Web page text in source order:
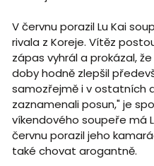
V červnu porazil Lu Kai
rivala z Koreje. Vítěz
zápas vyhrál a prokázal,
doby hodně zlepšil
samozřejmě i v ostatních
zaznamenali posun," je
víkendového soupeře má
červnu porazil jeho
také chovat arogantně.